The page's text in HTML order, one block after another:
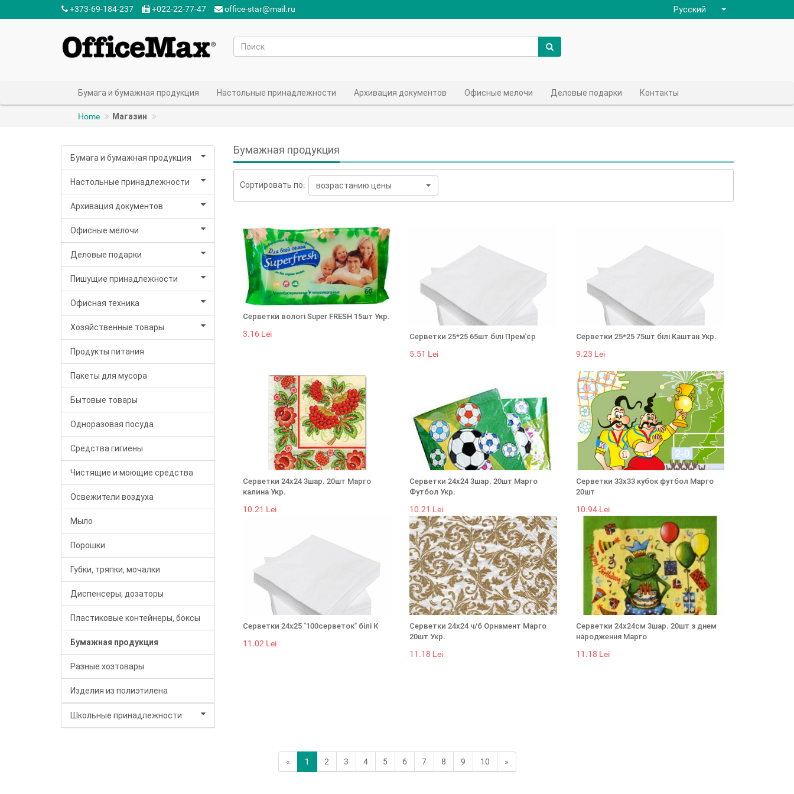
+373-69-184-237‬ +022-22-77-47‬ office-star@mail.ru Русский
Бумага и бумажная продукция Настольные принадлежности Архивация документов Офисные мелочи Деловые подарки Контакты
Home Магазин
Бумага и бумажная продукция
Настольные принадлежности
Архивация документов
Офисные мелочи
Деловые подарки
Пишущие принадлежности
Офисная техника
Хозяйственные товары
Продукты питания
Пакеты для мусора
Бытовые товары
Одноразовая посуда
Средства гигиены
Чистящие и моющие средства
Освежители воздуха
Мыло
Порошки
Губки, тряпки, мочалки
Диспенсеры, дозаторы
Пластиковые контейнеры, боксы
Бумажная продукция
Разные хозтовары
Изделия из полиэтилена
Школьные принадлежности
Бумажная продукция
Сортировать по: возрастанию цены
Серветки вологі Super FRESH 15шт Укр.
3.16 Lei Серветки 25*25 65шт білі Прем'єр
5.51 Lei
Серветки 25*25 75шт білі Каштан Укр.
9.23 Lei
Серветки 24х24 3шар. 20шт Марго
калина Укр.
10.21 Lei
Серветки 24х24 3шар. 20шт Марго
Футбол Укр.
10.21 Lei
Серветки 33х33 кубок футбол Марго
20шт
10.94 Lei
Серветки 24х25 "100серветок" білі К
11.02 Lei
Серветки 24х24 ч/б Орнамент Марго
20шт Укр.
11.18 Lei
Серветки 24х24см 3шар. 20шт з днем
народження Марго
11.18 Lei
« 1 2 3 4 5 6 7 8 9 10 »